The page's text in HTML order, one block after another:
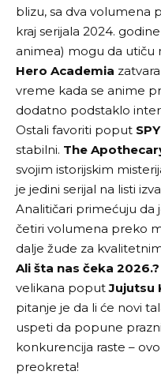
blizu, sa dva volumena
kraj serijala 2024.
animea) mogu da utiču
Hero Academia
vreme kada se anime
dodatno podstaklo
Ostali favoriti poput
stabilni. The
svojim istorijskim
je jedini serijal na listi
Analitičari primećuju da
četiri volumena preko
dalje žude za
Ali šta nas čeka 2026.?
velikana poputJujutsu
pitanje je da li će novi
uspeti da popune
konkurencija raste –
preokreta!